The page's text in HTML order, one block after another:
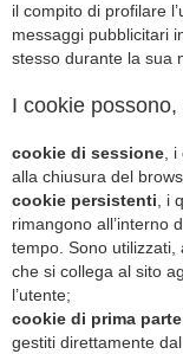
il compito di profilare
messaggi pubblicitari
stesso durante la sua
I cookie
cookie di sessione, i
alla chiusura del
cookie persistenti, i
rimangono all’interno
tempo. Sono
che si collega al sito
l’utente;
cookie di prima
gestiti direttamente